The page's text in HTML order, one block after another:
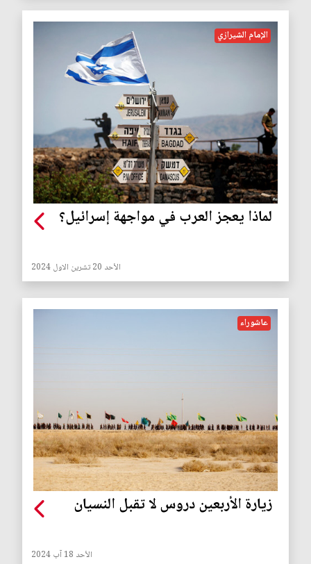
الإمام الشيرازي
لماذا يعجز العرب في مواجهة إسرائيل؟
الأحد 20 تشرين الاول 2024
عاشوراء
زيارة الأربعين دروس لا تقبل النسيان
الأحد 18 آب 2024